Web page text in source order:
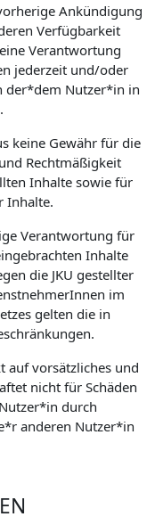
Ankündigung
Verfügbarkeit
Verantwortung
jederzeit und/oder
der*dem Nutzer*in in
keine Gewähr für die
Rechtmäßigkeit
Inhalte sowie für
Inhalte.
Verantwortung für
Inhalte
die JKU gestellter
im
gelten die in
auf vorsätzliches und
nicht für Schäden
durch
anderen Nutzer*in